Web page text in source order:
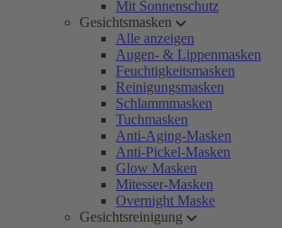
Mit Sonnenschutz
Gesichtsmasken
Alle anzeigen
Augen- & Lippenmasken
Feuchtigkeitsmasken
Reinigungsmasken
Schlammmasken
Tuchmasken
Anti-Aging-Masken
Anti-Pickel-Masken
Glow Masken
Mitesser-Masken
Overnight Maske
Gesichtsreinigung